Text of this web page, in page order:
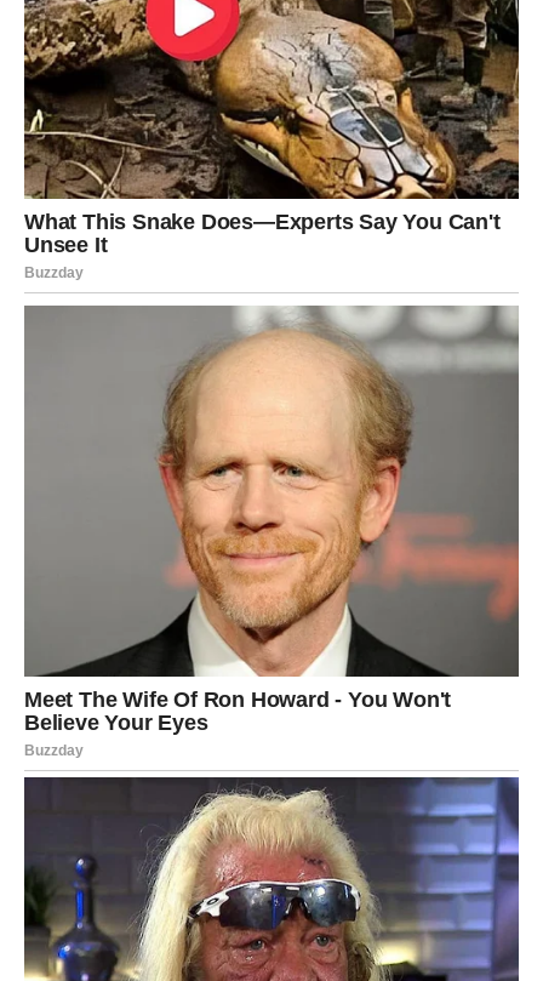
poštovanje koje ste odavno zaslužili.
Ljubavno – stabilnost ili konačna odluka da se više ne
vraćate na staro. Poslovno su moguće važne vesti, potpis
ili razgovor koji menja vašu budućnost. Treći dan donosi
ponos i unutrašnji mir.
VODOLIJA
Nemir, ideje i želja za promenom obeležavaju naredna tri
dana. Imaćete osećaj da morate nešto da promenite – i
bićete u pravu. Ljubavno – neko vas može iznenaditi
ponašanjem, ali to vas tera da jasnije sagledate šta želite.
Poslovno, nova ideja ili kontakt može imati dugoročan
značaj. Treći dan donosi jasnoću i osećaj lične slobode.
magijski i emotivno snažni dani. Ljubav je
u prvom planu – mnoge Ribe osećaju da se sudbina
pokreće u njihovu korist. Slobodni mogu započeti
romantičnu priču, dok zauzeti produbljuju vezu.
Intuicija vam je izuzetno jaka – verujte sebi. Treći dan
donosi mir, nežnost i osećaj ispunjenja kakav dugo niste
osetili.